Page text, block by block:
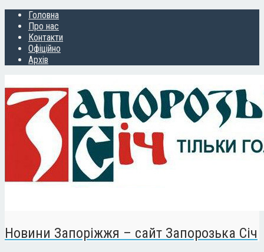
Головна
Про нас
Контакти
Офіційно
Архів
Новини Запоріжжя – сайт Запорозька Січ